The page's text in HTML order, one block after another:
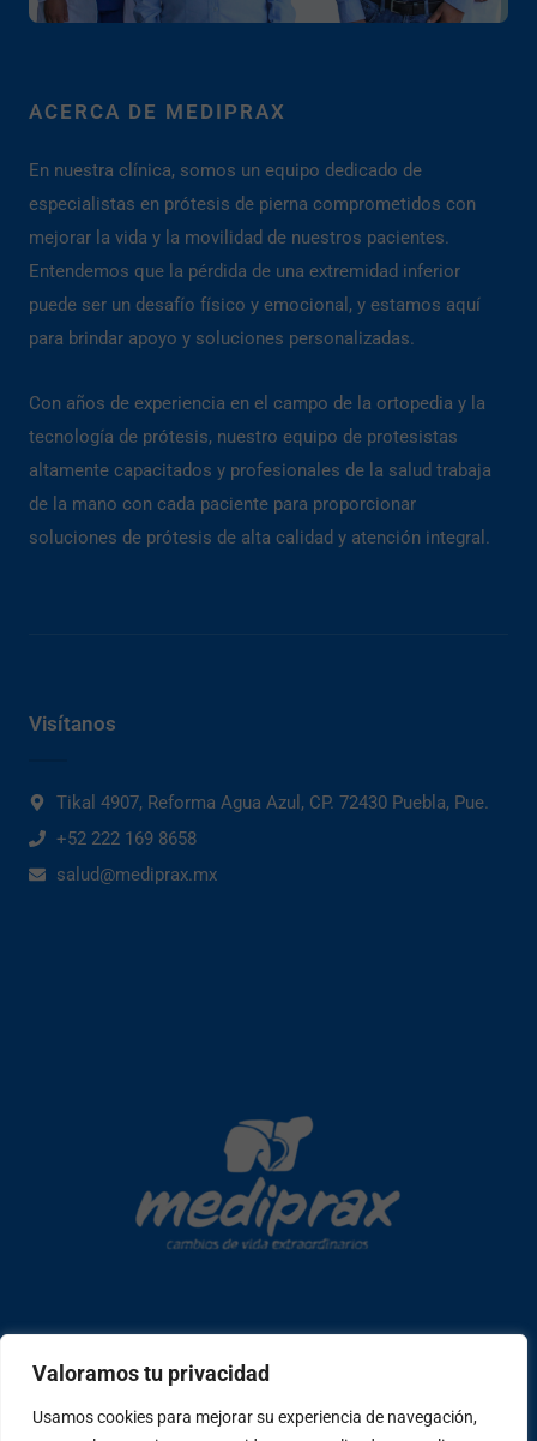
Valoramos tu privacidad
Usamos cookies para mejorar su experiencia de navegación,
ACERCA DE MEDIPRAX
En nuestra clínica, somos un equipo dedicado de
especialistas en prótesis de pierna comprometidos con
mejorar la vida y la movilidad de nuestros pacientes.
Entendemos que la pérdida de una extremidad inferior
puede ser un desafío físico y emocional, y estamos aquí
para brindar apoyo y soluciones personalizadas.
Con años de experiencia en el campo de la ortopedia y la
tecnología de prótesis, nuestro equipo de protesistas
altamente capacitados y profesionales de la salud trabaja
de la mano con cada paciente para proporcionar
soluciones de prótesis de alta calidad y atención integral.
Web
Visítanos
Tikal 4907, Reforma Agua Azul, CP. 72430 Puebla, Pue.
+52 222 169 8658
salud@mediprax.mx